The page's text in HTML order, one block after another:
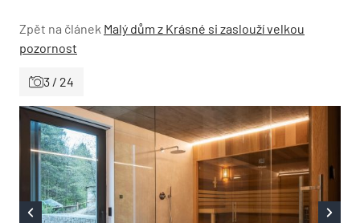
Zpět na článek Malý dům z Krásné si zaslouží velkou
pozornost
3 / 24